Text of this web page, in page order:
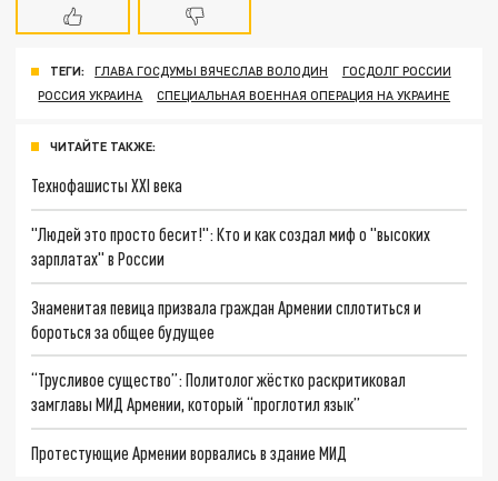
ТЕГИ: ГЛАВА ГОСДУМЫ ВЯЧЕСЛАВ ВОЛОДИН
ГОСДОЛГ РОССИИ
РОССИЯ УКРАИНА
СПЕЦИАЛЬНАЯ ВОЕННАЯ ОПЕРАЦИЯ НА УКРАИНЕ
ЧИТАЙТЕ ТАКЖЕ:
Технофашисты XXI века
"Людей это просто бесит!": Кто и как создал миф о "высоких
зарплатах" в России
Знаменитая певица призвала граждан Армении сплотиться и
бороться за общее будущее
“Трусливое существо”: Политолог жёстко раскритиковал
замглавы МИД Армении, который “проглотил язык”
Протестующие Армении ворвались в здание МИД